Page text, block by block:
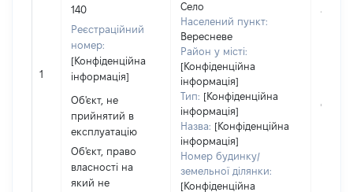
1
140
Реєстраційний
номер:
[Конфіденційна
інформація]
Об'єкт, не
прийнятий в
експлуатацію
Об'єкт, право
власності на
який не
Село
Населений пункт:
Вересневе
Район у місті:
[Конфіденційна
інформація]
Тип: [Конфіденційна
інформація]
Назва: [Конфіденційна
інформація]
Номер будинку/
земельної ділянки:
[Конфіденційна
або